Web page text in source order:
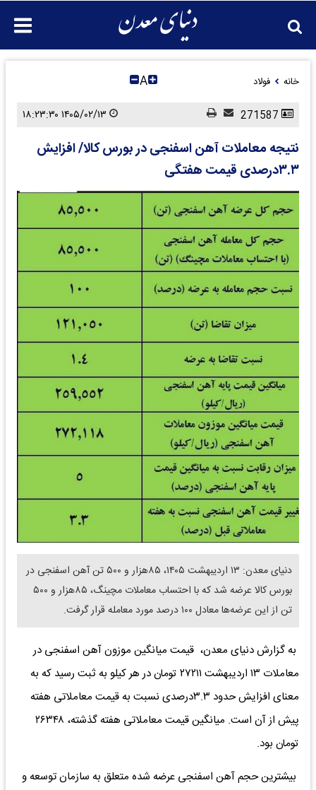
خانه فولاد A
نتیجه معاملات آهن اسفنجی در بورس کالا/‌ افزایش
۳.۳درصدی قیمت هفتگی
دنیای معدن: ۱۳ اردیبهشت ۱۴۰۵، ۸۵هزار و ۵۰۰ تن آهن اسفنجی در
بورس کالا عرضه شد که با احتساب معاملات مچینگ، ۸۵هزار و ۵۰۰
تن از این عرضه‌ها معادل ۱۰۰ درصد مورد معامله قرار گرفت.
به گزارش دنیای معدن، قیمت میانگین موزون آهن اسفنجی در
معاملات ۱۳ اردیبهشت ۲۷۲۱۱ تومان در هر کیلو به ثبت رسید که به
معنای افزایش حدود ۳.۳درصدی نسبت به قیمت معاملاتی هفته
پیش از آن است. میانگین قیمت معاملاتی هفته گذشته، ۲۶۳۴۸
تومان بود.
بیشترین حجم آهن اسفنجی عرضه شده متعلق به سازمان توسعه و